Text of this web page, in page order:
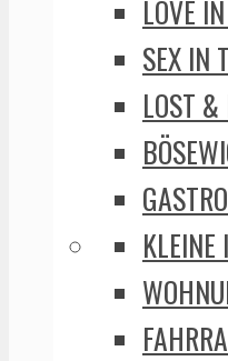
LOVE
SEX IN
LOST &
KLEINE